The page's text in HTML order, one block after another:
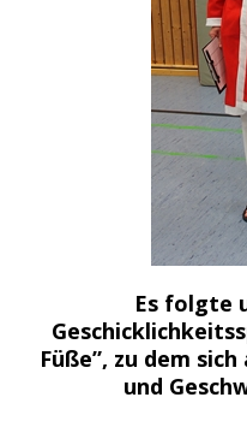
Es folgte
Füße”, zu dem
und